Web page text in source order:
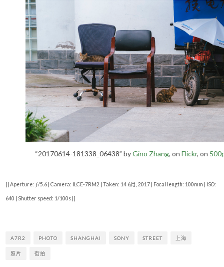
“20170614-181338_06438” byGino Zhang, on Flickr, on
[| Aperture: ƒ/5.6 | Camera: ILCE-7RM2 | Taken: 14 6月, 2017 | Focal length: 100mm | ISO:
640 | Shutter speed: 1/100s |]
A7R2 PHOTO SHANGHAI SONY STREET 上海
照片 街拍